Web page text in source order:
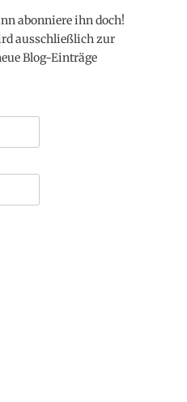
abonniere ihn doch!
ausschließlich zur
Blog-Einträge